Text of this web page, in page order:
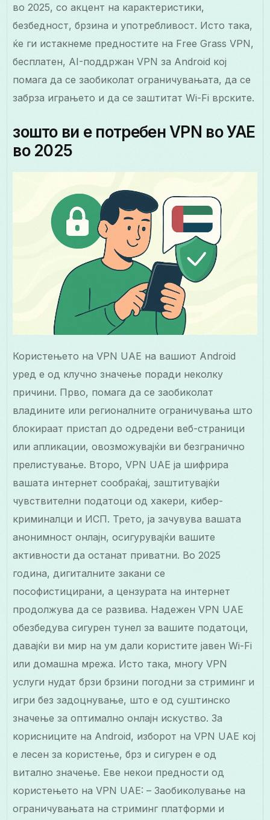
во 2025, со акцент на карактеристики,
безбедност, брзина и употребливост. Исто така,
ќе ги истакнеме предностите на Free Grass VPN,
бесплатен, AI-поддржан VPN за Android кој
помага да се заобиколат ограничувањата, да се
забрза играњето и да се заштитат Wi-Fi врските.
зошто ви е потребен VPN во УАЕ
во 2025
Користењето на VPN UAE на вашиот Android
уред е од клучно значење поради неколку
причини. Прво, помага да се заобиколат
владините или регионалните ограничувања што
блокираат пристап до одредени веб-страници
или апликации, овозможувајќи ви безгранично
прелистување. Второ, VPN UAE ја шифрира
вашата интернет сообраќај, заштитувајќи
чувствителни податоци од хакери, кибер-
криминалци и ИСП. Трето, ја зачувува вашата
анонимност онлајн, осигурувајќи вашите
активности да останат приватни. Во 2025
година, дигиталните закани се
пософистицирани, а цензурата на интернет
продолжува да се развива. Надежен VPN UAE
обезбедува сигурен тунел за вашите податоци,
давајќи ви мир на ум дали користите јавен Wi-Fi
или домашна мрежа. Исто така, многу VPN
услуги нудат брзи брзини погодни за стриминг и
игри без задоцнување, што е од суштинско
значење за оптимално онлајн искуство. За
корисниците на Android, изборот на VPN UAE кој
е лесен за користење, брз и сигурен е од
витално значење. Еве некои предности од
користењето на VPN UAE: – Заобиколување на
ограничувањата на стриминг платформи и